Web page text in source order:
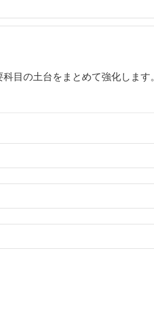
目の土台をまとめて強化します。